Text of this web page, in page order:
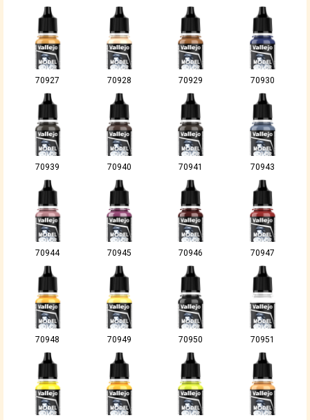
70927 70928 70929 70930
70939 70940 70941 70943
70944 70945 70946 70947
70948 70949 70950 70951